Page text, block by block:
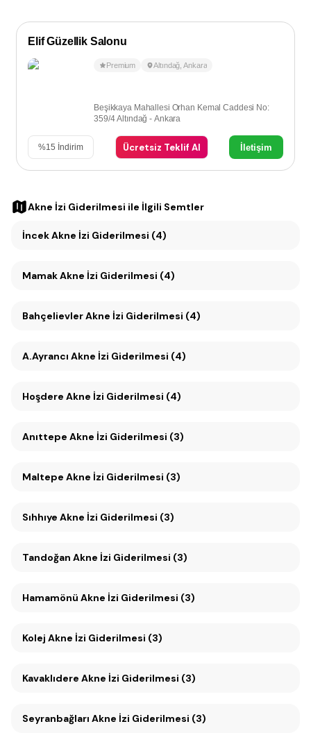
Elif Güzellik Salonu
Premium Altındağ ,Ankara
Beşikkaya Mahallesi Orhan Kemal Caddesi No:
359/4 Altındağ - Ankara
%15 İndirim Ücretsiz Teklif Al İletişim
Akne İzi Giderilmesi ile İlgili Semtler
İncek Akne İzi Giderilmesi (4)
Mamak Akne İzi Giderilmesi (4)
Bahçelievler Akne İzi Giderilmesi (4)
A.Ayrancı Akne İzi Giderilmesi (4)
Hoşdere Akne İzi Giderilmesi (4)
Anıttepe Akne İzi Giderilmesi (3)
Maltepe Akne İzi Giderilmesi (3)
Sıhhıye Akne İzi Giderilmesi (3)
Tandoğan Akne İzi Giderilmesi (3)
Hamamönü Akne İzi Giderilmesi (3)
Kolej Akne İzi Giderilmesi (3)
Kavaklıdere Akne İzi Giderilmesi (3)
Seyranbağları Akne İzi Giderilmesi (3)